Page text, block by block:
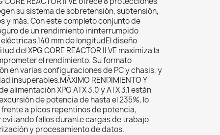
su sistema de sobretensión, subtensión,
más. Con este completo conjunto de
de un rendimiento ininterrumpido
mm de longitudEl diseño
del XPG CORE REACTOR II VE maximiza la
el rendimiento. Su formato
en varias configuraciones de PC y chasis, y
insuperables.MÁXIMO RENDIMIENTO Y
alimentación XPG ATX 3.0 y ATX 3.1 están
de potencia de hasta el 235%, lo
a picos repentinos de potencia,
fallos durante cargas de trabajo
y procesamiento de datos.